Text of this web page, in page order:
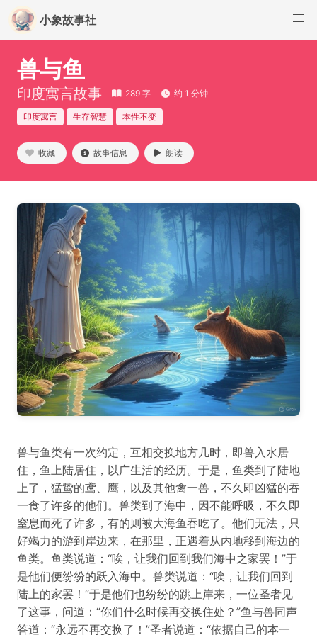
小象故事社
兽与鱼
印度寓言故事 289 字 约 1 分钟
印度寓言 生存智慧 本性不变
收藏 故事信息 朗读
兽与鱼类有一次约定，互相交换地方几时，即兽入水居
住，鱼上陆居住，以广生活的经历。于是，鱼类到了陆地
上了，猛鸷的鸢、鹰，以及其他禽一兽，不久即凶猛的吞
一食了许多的他们。兽类到了海中，因不能呼吸，不久即
窒息而死了许多，有的则被大海鱼吞吃了。他们无法，只
好竭力的游到岸边来，在那里，正遇着从内地移到海边的
鱼类。鱼类说道：“唉，让我们回到我们海中之家罢！”于
是他们便纷纷的跃入海中。兽类说道：“唉，让我们回到
陆上的家罢！”于是他们也纷纷的跳上岸来，一位圣者见
了这事，问道：“你们什么时候再交换住处？”鱼与兽同声
答道：“永远不再交换了！”圣者说道：“依据自己的本一